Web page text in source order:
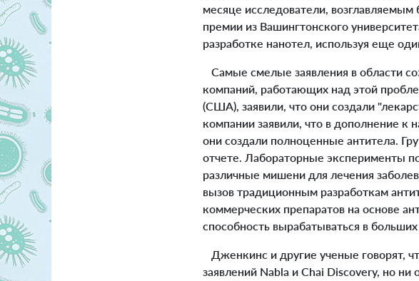
месяце исследователи,
премии из Вашингтонского
разработке нанотел, используя еще
Самые смелые заявления в области
компаний, работающих над этой
(США), заявили, что они создали
компании заявили, что в дополнение к
они создали полноценные антитела.
отчете. Лабораторные эксперименты
различные мишени для лечения
вызов традиционным разработкам
коммерческих препаратов на основе
способность вырабатываться в
Дженкинс и другие ученые говорят,
заявлений Nabla и Chai Discovery, но